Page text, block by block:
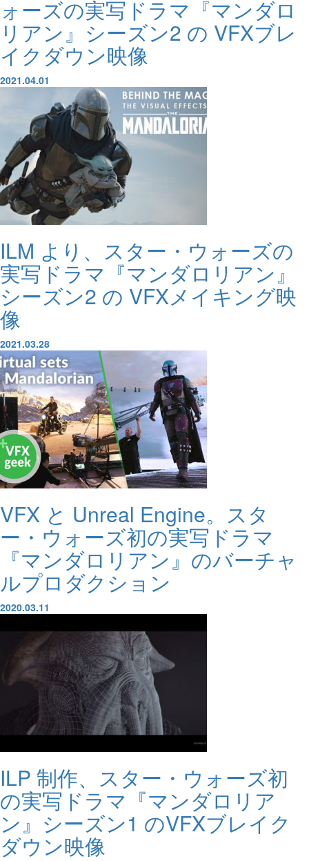
ォーズの実写ドラマ『マンダロ
リアン』シーズン2 の VFXブレ
イクダウン映像
2021.04.01
ILM より、スター・ウォーズの
実写ドラマ『マンダロリアン』
シーズン2 の VFXメイキング映
像
2021.03.28
VFX と Unreal Engine。スタ
ー・ウォーズ初の実写ドラマ
『マンダロリアン』のバーチャ
ルプロダクション
2020.03.11
ILP 制作、スター・ウォーズ初
の実写ドラマ『マンダロリア
ン』シーズン1 のVFXブレイク
ダウン映像